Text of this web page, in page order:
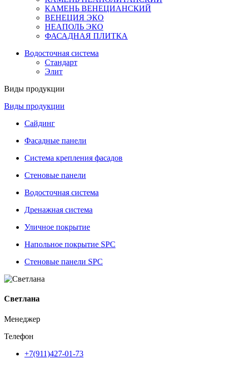
КАМЕНЬ ВЕНЕЦИАНСКИЙ
ВЕНЕЦИЯ ЭКО
НЕАПОЛЬ ЭКО
ФАСАДНАЯ ПЛИТКА
Водосточная система
Стандарт
Элит
Виды продукции
Виды продукции
Сайдинг
Фасадные панели
Система крепления фасадов
Стеновые панели
Водосточная система
Дренажная система
Уличное покрытие
Напольное покрытие SPC
Стеновые панели SPC
Светлана
Менеджер
Телефон
+7(911)427-01-73